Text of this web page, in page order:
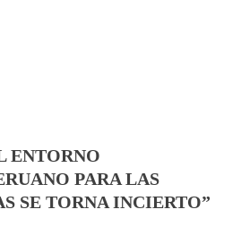
ENTORNO
PARA LAS
SE TORNA INCIERTO”